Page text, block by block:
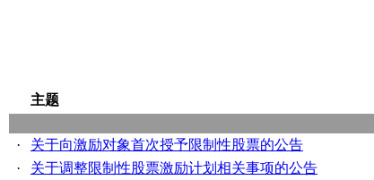
主题
· 关于向激励对象首次授予限制性股票的公告
·
关于调整限制性股票激励计划相关事项的公告